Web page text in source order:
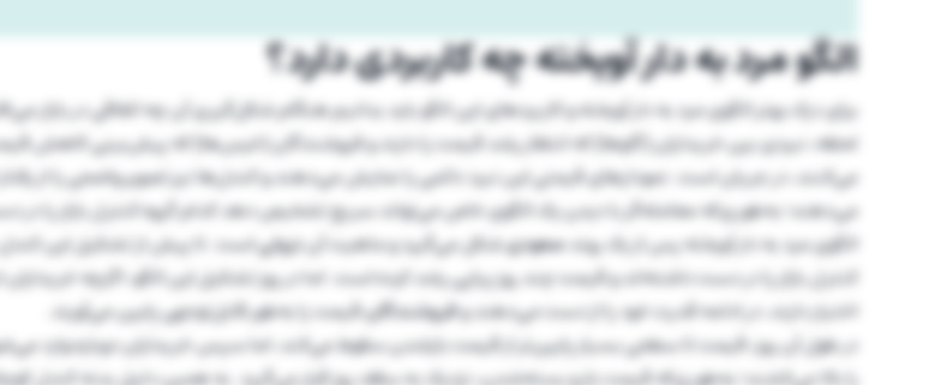
الگو مرد به دار آویخته چه کاربردی دارد؟
برای درک بهتر الگوی مرد به دار آویخته و کاربردهای این الگو باید بدانیم هنگام شکل‌گیری آن چه اتفاقی در بازار
لحظه، نبردی بین خریداران (گاوها) که انتظار رشد قیمت را دارند و فروشندگان (خرس‌ها) که پیش‌بینی کاهش
می‌کنند، در جریان است. نمودارهای قیمتی این نبرد دائمی را نمایش می‌دهند و کندل‌ها نیز تصویر واضحی را از
می‌دهند؛ به‌طوری‌که معامله‌گر با دیدن یک الگوی خاص می‌تواند سریع تشخیص دهد کدام گروه کنترل بازار را در
الگوی مرد به دار آویخته پس از یک روندصعودیشکل می‌گیرد و ماهیت آننزولیاست. تا پیش از تشکیل این
کنترل بازار را در دست داشته‌اند و قیمت چند روز پیاپی رشد کرده است. اما در روز تشکیل این الگو، اگرچه خریداران
اختیار دارند، در ادامه قدرت خود را از دست می‌دهند وفروشندگانقیمت را به‌طور قابل‌توجهی پایین می‌آورند.
در طول آن روز، قیمت تا سطحی بسیار پایین‌تر از قیمت بازشدن سقوط می‌کند، اما سپس خریداران دوباره وارد
را بالا می‌کشند؛ به‌طوری‌که قیمت باز و بسته‌شدن، نزدیک به سقف روز قرار می‌گیرد. به همین دلیل بدنه کندل